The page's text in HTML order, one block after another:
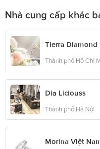
Nhà cung cấp khác
Tierra Diamond
Thành phố Hồ Chí
Dia Liciouss
Thành phố Hà Nội
Morina Việt